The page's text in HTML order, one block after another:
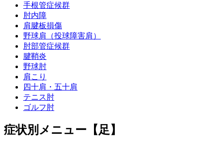
手根管症候群
肘内障
肩腱板損傷
野球肩（投球障害肩）
肘部管症候群
腱鞘炎
野球肘
肩こり
四十肩・五十肩
テニス肘
ゴルフ肘
症状別メニュー【足】